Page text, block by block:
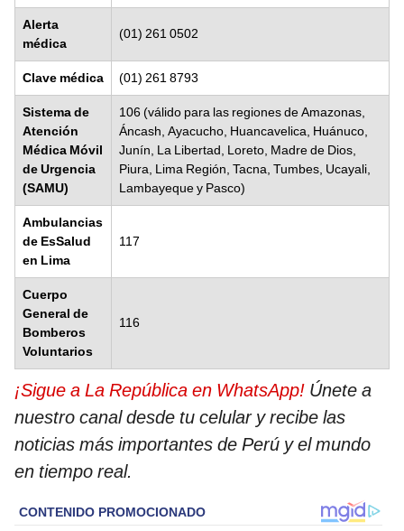
Alerta
médica
(01) 261 0502
Clave médica (01) 261 8793
Sistema de
Atención
Médica Móvil
de Urgencia
(SAMU)
106 (válido para las regiones de Amazonas,
Áncash, Ayacucho, Huancavelica, Huánuco,
Junín, La Libertad, Loreto, Madre de Dios,
Piura, Lima Región, Tacna, Tumbes, Ucayali,
Lambayeque y Pasco)
Ambulancias
de EsSalud
en Lima
117
Cuerpo
General de
Bomberos
Voluntarios
116
¡Sigue a La República en WhatsApp! Únete a
nuestro canal desde tu celular y recibe las
noticias más importantes de Perú y el mundo
en tiempo real.